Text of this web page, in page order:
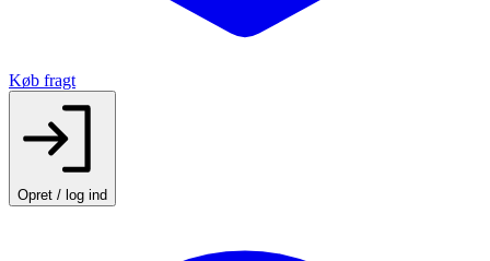
Køb fragt
Opret / log ind